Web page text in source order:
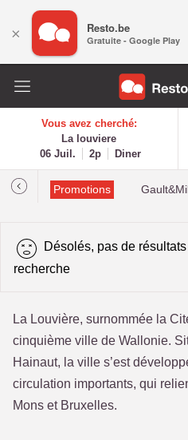
Vous avez cherché:
La louviere
06 Juil.
2p Diner
Promotions
Désolés, pas de
recherche
La Louvière, surnommée la
cinquième ville de Wallonie.
Hainaut, la ville s’est
circulation importants, qui
Mons et Bruxelles.
× Resto.be
Gratuite - Google Play